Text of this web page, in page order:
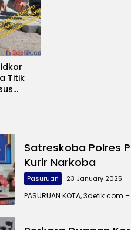
Titik
di
Satreskoba Polres
Kurir Narkoba
Pasuruan 23 January 2025
PASURUAN KOTA,